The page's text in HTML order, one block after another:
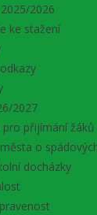
2026
ke stažení
2027
pro přijímání
o
docházky